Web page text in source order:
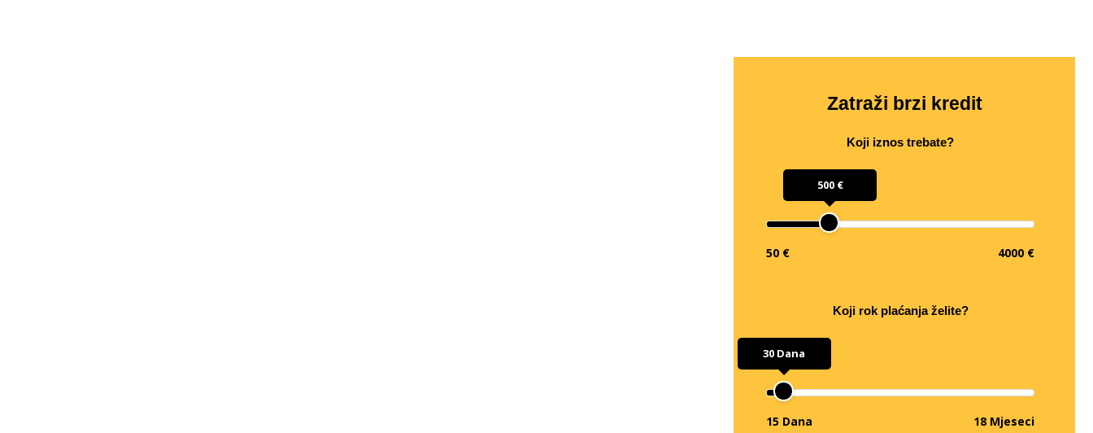
Zatraži brzi kredit
Koji iznos trebate?
500 €
50 € 4000 €
Koji rok plaćanja želite?
30 Dana
15 Dana 18 Mjeseci